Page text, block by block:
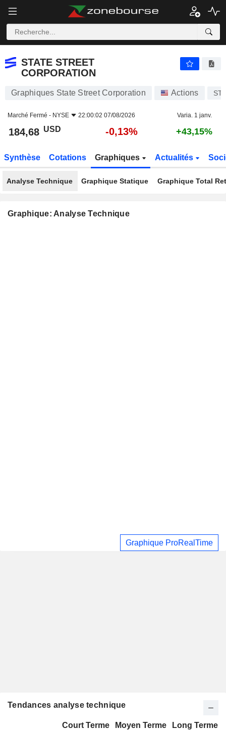
STATE STREET
CORPORATION
Graphiques State Street Corporation Actions
Marché Fermé - NYSE 22:00:02 07/08/2026 Varia. 1 janv.
184,68 USD -0,13% +43,15%
Synthèse Cotations Graphiques Actualités
Analyse Technique Graphique Statique Graphique Total
Graphique: Analyse Technique
Graphique ProRealTime
Tendances analyse technique
Court Terme Moyen Terme
Long Terme